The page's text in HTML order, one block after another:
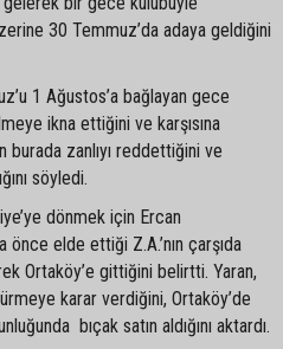
30 Temmuz’da adaya geldiğini
1 Ağustos’a bağlayan gece
ikna ettiğini ve karşısına
burada zanlıyı reddettiğini ve
söyledi.
dönmek için Ercan
önce elde ettiği Z.A.’nın çarşıda
Ortaköy’e gittiğini belirtti. Yaran,
karar verdiğini, Ortaköy’de
bıçak satın aldığını aktardı.